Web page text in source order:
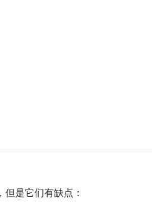
是它们有缺点：